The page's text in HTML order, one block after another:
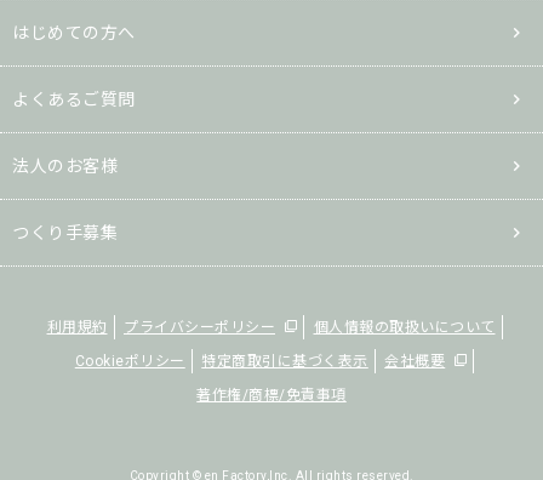
はじめての方へ
よくあるご質問
法人のお客様
つくり手募集
利用規約 プライバシーポリシー
個人情報の取扱いについて
Cookieポリシー
特定商取引に基づく表示
会社概要
著作権/商標/免責事項
Copyright © en Factory,Inc. All rights reserved.